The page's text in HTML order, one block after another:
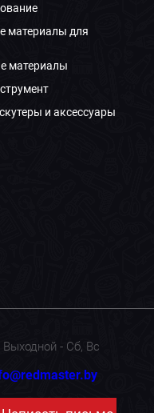
материалы для
материалы
и аксессуары
- Сб, Вс